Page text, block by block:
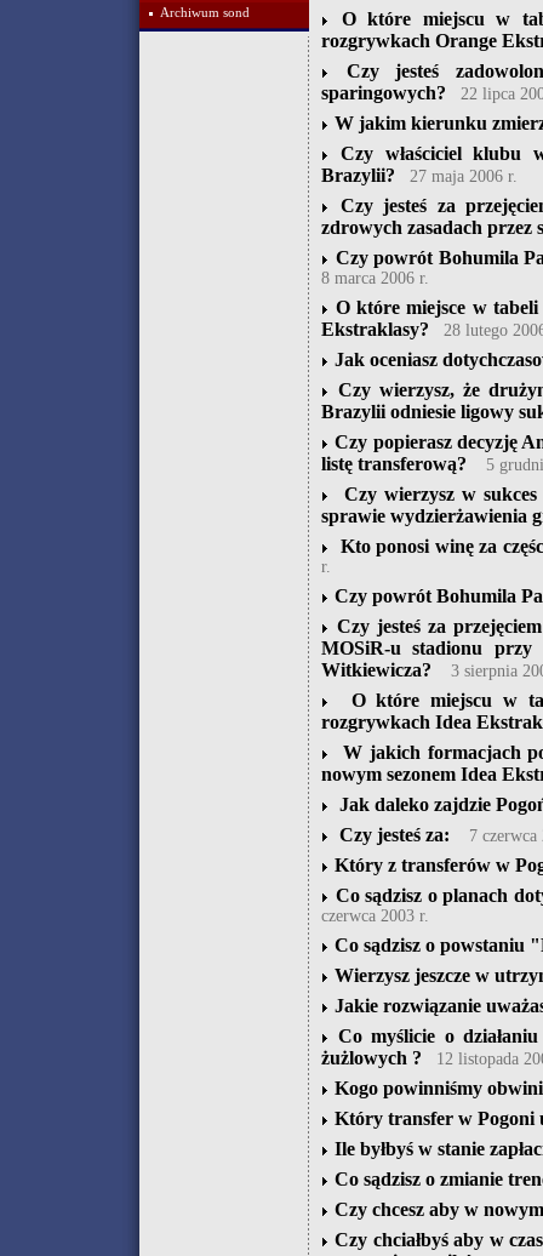
Archiwum sond
O które miejscu w
rozgrywkach Orange
Czy jesteś
sparingowych?
22 lipca
W jakim kierunku
Czy właściciel klubu
Brazylii?
27 maja 2006 r.
Czy jesteś za
zdrowych zasadach przez
Czy powrót Bohumila
8 marca 2006 r.
O które miejsce w
Ekstraklasy?
28 lutego
Jak oceniasz
Czy wierzysz, że
Brazylii odniesie ligowy
Czy popierasz decyzję
listę transferową?
5
Czy wierzysz w
sprawie wydzierżawienia
Kto ponosi winę za
r.
Czy powrót Bohumila
Czy jesteś za
MOSiR-u stadionu
Witkiewicza?
3 sierpnia
O które miejscu w
rozgrywkach Idea
W jakich formacjach
nowym sezonem Idea
Jak daleko zajdzie
Czy jesteś za:
7 czerwca
Który z transferów w
Co sądzisz o planach
czerwca 2003 r.
Co sądzisz o powstaniu
Wierzysz jeszcze w
Jakie rozwiązanie
Co myślicie o
żużlowych ?
12 listopada
Kogo powinniśmy
Który transfer w Pogoni
Ile byłbyś w stanie
Co sądzisz o zmianie
Czy chcesz aby w
Czy chciałbyś aby w